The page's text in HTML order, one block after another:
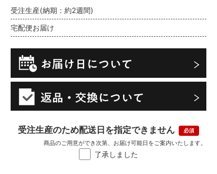
受注生産(納期：約2週間)
宅配便お届け
受注生産のため配送日を指定できません
了承しました
商品のご用意ができ次第、お届け可能日をご案内いたします。